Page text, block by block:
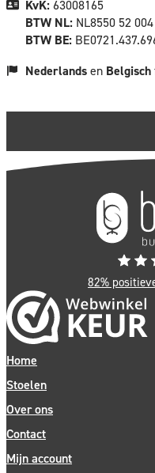
KvK:63008165
BTW NL: NL8550 52
BTW BE:
Nederlandsen Belgisch
82%
Home
Stoelen
Over ons
Contact
Mijn account